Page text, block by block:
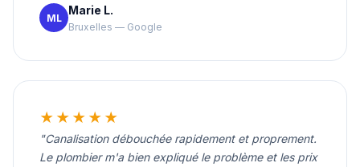
ML
Marie L.
Bruxelles — Google
★★★★★
"Canalisation débouchée rapidement et proprement.
Le plombier m'a bien expliqué le problème et les prix